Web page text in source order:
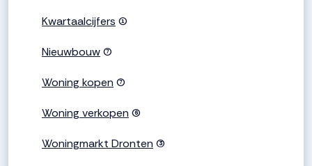
Kwartaalcijfers (1)
Nieuwbouw(7)
Woning kopen (7)
Woning verkopen (6)
Woningmarkt Dronten (3)